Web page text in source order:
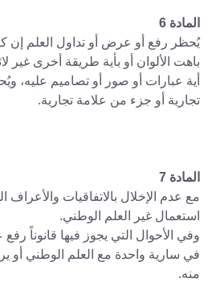
المادة 6
يُحظر رفع أو عرض أو تداول العلم إن
باهت الألوان أو بأية طريقة أخرى غير
أية عبارات أو صور أو تصاميم عليه،
تجارية أو جزء من علامة تجارية.
المادة 7
مع عدم الإخلال بالاتفاقيات والأعراف
استعمال غير العلم الوطني.
وفي الأحوال التي يجوز فيها قانوناً
في سارية واحدة مع العلم الوطني أو
منه.